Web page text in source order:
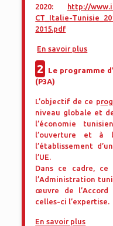
2020:
http://
CT_Italie-
2015.pdf
En savoir plus
2
Le programme
(P3A)
L’objectif de ce p
niveau globale et
l’économie
l’ouverture et à
l’établissement
l’UE.
Dans ce cadre,
l’Administration
œuvre de l’Accord
celles-ci l’expertise.
En savoir plus